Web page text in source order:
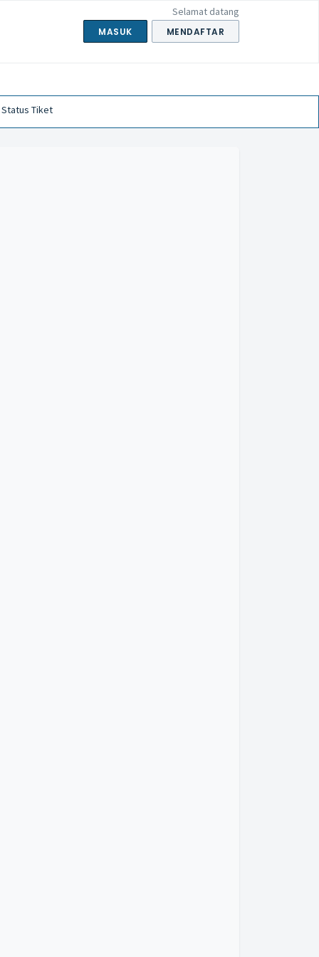
Selamat datang
MASUK MENDAFTAR
Status Tiket